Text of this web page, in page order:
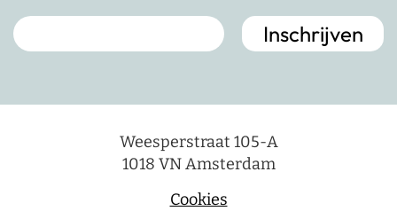
Weesperstraat 105-A
1018 VN Amsterdam
Cookies